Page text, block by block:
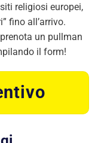
religiosi europei,
fino all’arrivo.
un pullman
il form!